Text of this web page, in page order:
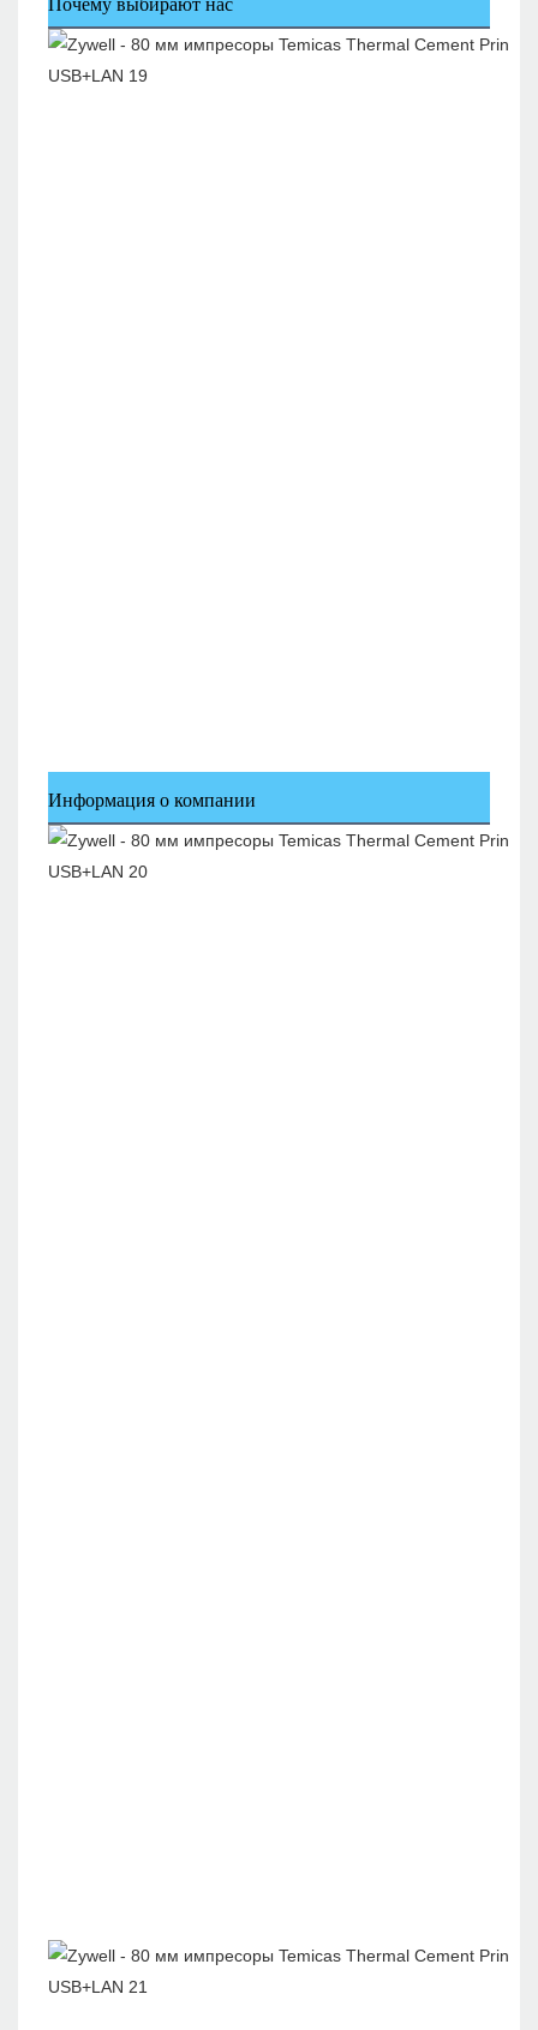
Информация о компании